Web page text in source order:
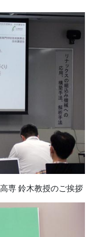
専 鈴木教授のご挨拶